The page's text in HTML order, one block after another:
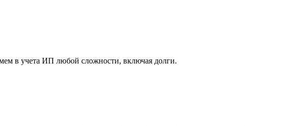
в учета ИП любой сложности, включая долги.